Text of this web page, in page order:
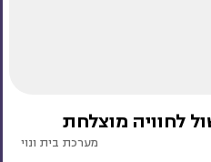
לחוויה מוצלחת
מערכת בית ונוי